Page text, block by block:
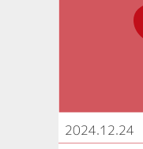
2024.12.24